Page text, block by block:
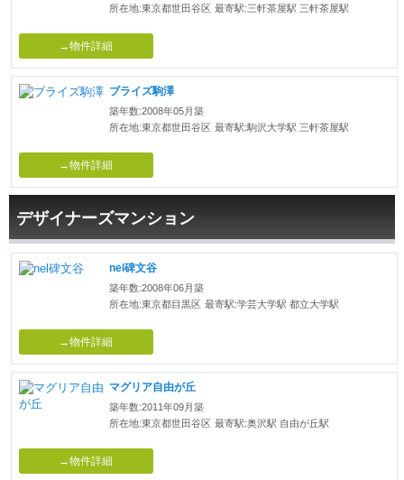
所在地:東京都世田谷区 最寄駅:三軒茶屋駅 三軒茶屋駅
→物件詳細
ブライズ駒澤
築年数:2008年05月築
所在地:東京都世田谷区 最寄駅:駒沢大学駅 三軒茶屋駅
→物件詳細
デザイナーズマンション
nel碑文谷
築年数:2008年06月築
所在地:東京都目黒区 最寄駅:学芸大学駅 都立大学駅
→物件詳細
マグリア自由が丘
築年数:2011年09月築
所在地:東京都世田谷区 最寄駅:奥沢駅 自由が丘駅
→物件詳細